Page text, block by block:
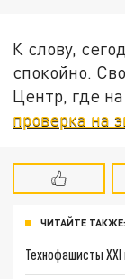
К слову,
спокойно.
Центр, где
проверка на
ЧИТАЙТЕ ТАКЖЕ:
Технофашисты XXI